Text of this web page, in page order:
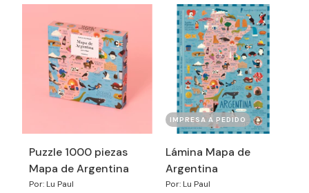
Puzzle 1000 piezas
Mapa de Argentina
Por: Lu Paul
IMPRESA A PEDIDO
Lámina Mapa de
Argentina
Por: Lu Paul